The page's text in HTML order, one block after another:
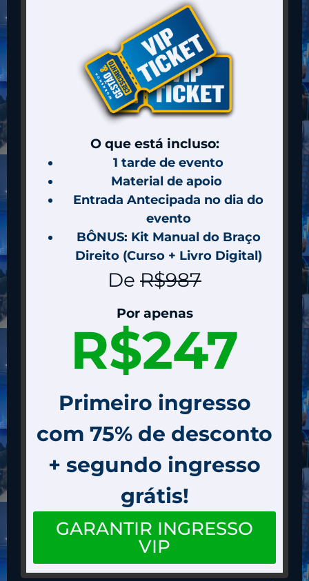
O que está incluso:
1 tarde de evento
Material de apoio
Entrada Antecipada no dia do
evento
BÔNUS: Kit Manual do Braço
Direito (Curso + Livro Digital)
De R$987
Por apenas
R$247
Primeiro ingresso
com 75% de desconto
+ segundo ingresso
grátis!
(Você e seu sócio(a) por R$ 123,50 cada)
GARANTIR INGRESSO
VIP